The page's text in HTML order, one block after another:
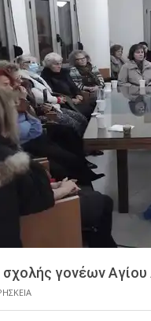
γονέων Αγίου